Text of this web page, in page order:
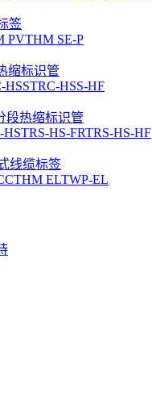
签
PVTHM SE-P
缩标识管
HSSTRC-HSS-HF
段热缩标识管
HSTRS-HS-FRTRS-HS-HF
线缆标签
THM ELTWP-EL